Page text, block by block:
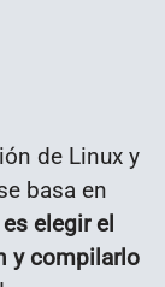
de Linux y
basa en
elegir el
y compilarlo